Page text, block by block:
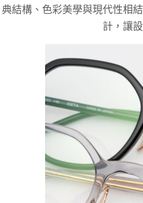
典結構、色彩美學與現代性相
計，讓